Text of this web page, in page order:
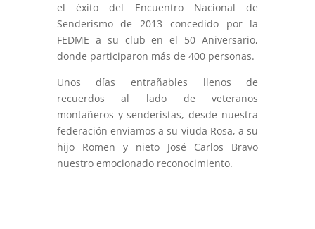
el éxito del Encuentro Nacional de
Senderismo de 2013 concedido por la
FEDME a su club en el 50 Aniversario,
donde participaron más de 400 personas.
Unos días entrañables llenos de
recuerdos al lado de veteranos
montañeros y senderistas, desde nuestra
federación enviamos a su viuda Rosa, a su
hijo Romen y nieto José Carlos Bravo
nuestro emocionado reconocimiento.